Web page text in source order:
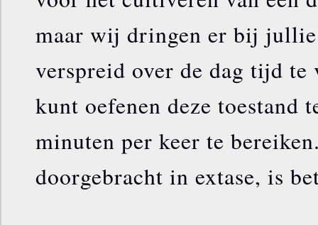
maar wij dringen er bij jullie
verspreid over de dag tijd
kunt oefenen deze toestand
minuten per keer te
doorgebracht in extase, is